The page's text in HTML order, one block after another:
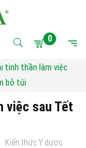
0
tinh thần làm việc
bỏ túi
việc sau Tết
Kiến thức Y dược